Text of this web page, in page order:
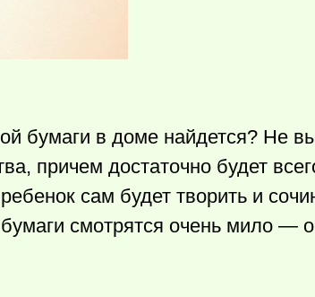
бумаги в доме найдется? Не
причем достаточно будет
сам будет творить и
смотрятся очень мило —